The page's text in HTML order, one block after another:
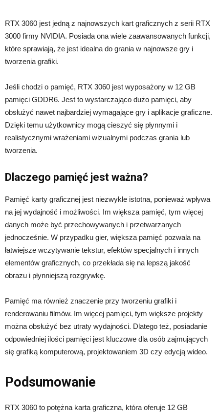
RTX 3060 jest jedną z najnowszych kart graficznych z serii RTX
3000 firmy NVIDIA. Posiada ona wiele zaawansowanych funkcji,
które sprawiają, że jest idealna do grania w najnowsze gry i
tworzenia grafiki.
Jeśli chodzi o pamięć, RTX 3060 jest wyposażony w 12 GB
pamięci GDDR6. Jest to wystarczająco dużo pamięci, aby
obsłużyć nawet najbardziej wymagające gry i aplikacje graficzne.
Dzięki temu użytkownicy mogą cieszyć się płynnymi i
realistycznymi wrażeniami wizualnymi podczas grania lub
tworzenia.
Dlaczego pamięć jest ważna?
Pamięć karty graficznej jest niezwykle istotna, ponieważ wpływa
na jej wydajność i możliwości. Im większa pamięć, tym więcej
danych może być przechowywanych i przetwarzanych
jednocześnie. W przypadku gier, większa pamięć pozwala na
łatwiejsze wczytywanie tekstur, efektów specjalnych i innych
elementów graficznych, co przekłada się na lepszą jakość
obrazu i płynniejszą rozgrywkę.
Pamięć ma również znaczenie przy tworzeniu grafiki i
renderowaniu filmów. Im więcej pamięci, tym większe projekty
można obsłużyć bez utraty wydajności. Dlatego też, posiadanie
odpowiedniej ilości pamięci jest kluczowe dla osób zajmujących
się grafiką komputerową, projektowaniem 3D czy edycją wideo.
Podsumowanie
RTX 3060 to potężna karta graficzna, która oferuje 12 GB